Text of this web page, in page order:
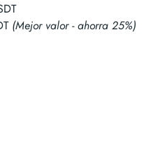
(Mejor valor - ahorra 25%)